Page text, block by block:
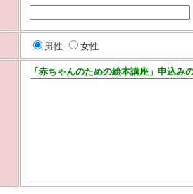
男性 女性
「赤ちゃんのための絵本講座」申込み